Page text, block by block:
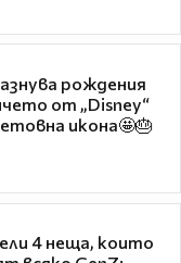
рождения
от „Disney“
икона🤩🎂
4 неща, които